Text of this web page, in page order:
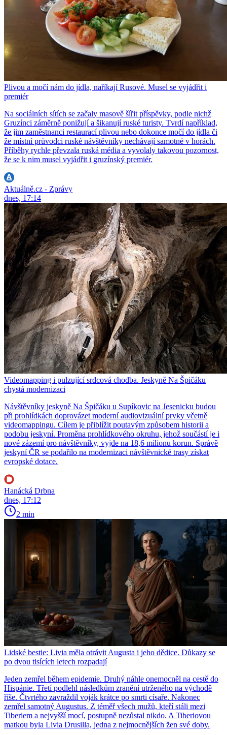
Plivou a močí nám do jídla, naříkají Rusové. Musel se vyjádřit i
premiér
Na sociálních sítích se začaly masově šířit příspěvky, podle nichž
Gruzínci záměrně ponižují a šikanují ruské turisty. Tvrdí například,
že jim zaměstnanci restaurací plivou nebo dokonce močí do jídla či
že místní průvodci ruské návštěvníky nechávají samotné v horách.
Příběhy rychle převzala ruská média a vyvolaly takovou pozornost,
že se k nim musel vyjádřit i gruzínský premiér.
Aktuálně.cz - Zprávy
dnes, 17:14
Videomapping i pulzující srdcová chodba. Jeskyně Na Špičáku
chystá modernizaci
Návštěvníky jeskyně Na Špičáku u Supíkovic na Jesenicku budou
při prohlídkách doprovázet moderní audiovizuální prvky včetně
videomappingu. Cílem je přiblížit poutavým způsobem historii a
podobu jeskyní. Proměna prohlídkového okruhu, jehož součástí je i
nové zázemí pro návštěvníky, vyjde na 18,6 milionu korun. Správě
jeskyní ČR se podařilo na modernizaci návštěvnické trasy získat
evropské dotace.
Hanácká Drbna
dnes, 17:12
2 min
Lidské bestie: Livia měla otrávit Augusta i jeho dědice. Důkazy se
po dvou tisících letech rozpadají
Jeden zemřel během epidemie. Druhý náhle onemocněl na cestě do
Hispánie. Třetí podlehl následkům zranění utrženého na východě
říše. Čtvrtého zavraždil voják krátce po smrti císaře. Nakonec
zemřel samotný Augustus. Z téměř všech mužů, kteří stáli mezi
Tiberiem a nejvyšší mocí, postupně nezůstal nikdo. A Tiberiovou
matkou byla Livia Drusilla, jedna z nejmocnějších žen své doby.